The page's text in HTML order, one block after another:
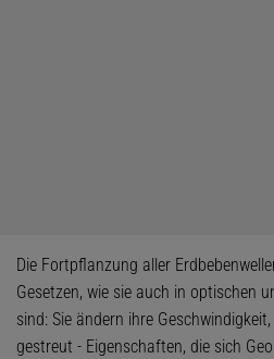
Die Fortpflanzung aller
Gesetzen, wie sie auch in optischen
sind: Sie ändern ihre
gestreut - Eigenschaften, die sich